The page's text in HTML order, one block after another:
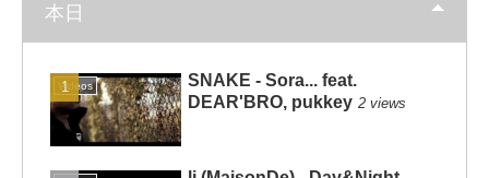
本日
Videos
SNAKE - Sora... feat.
DEAR'BRO, pukkey 2 views